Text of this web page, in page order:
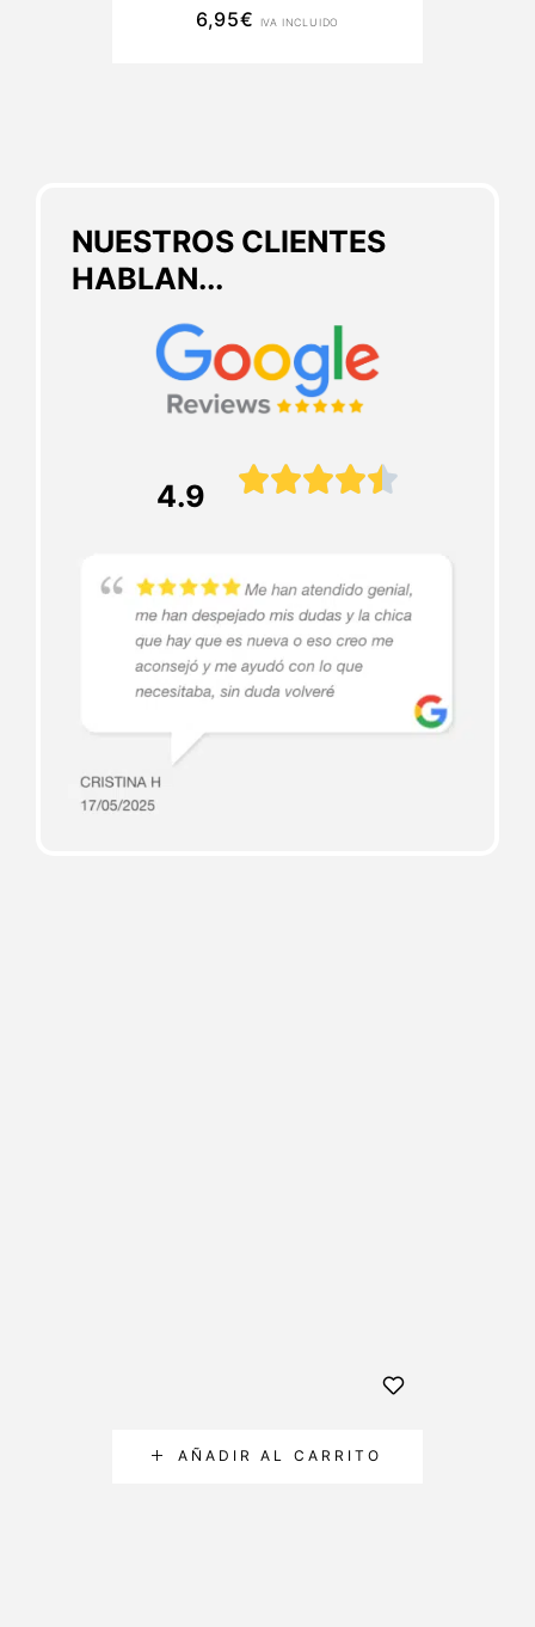
NUESTROS CLIENTES
HABLAN...
4.9 
6,95€ IVA INCLUIDO